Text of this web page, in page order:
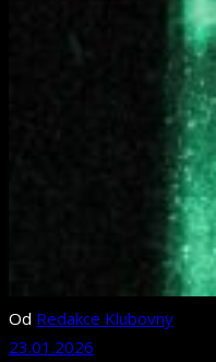
Od Redakce Klubovny
23.01.2026